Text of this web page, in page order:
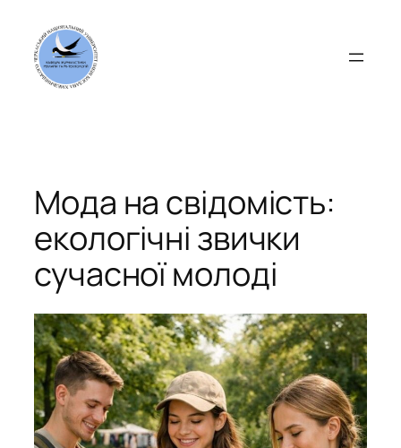
вмісту
Мода на свідомість:
екологічні звички
сучасної молоді